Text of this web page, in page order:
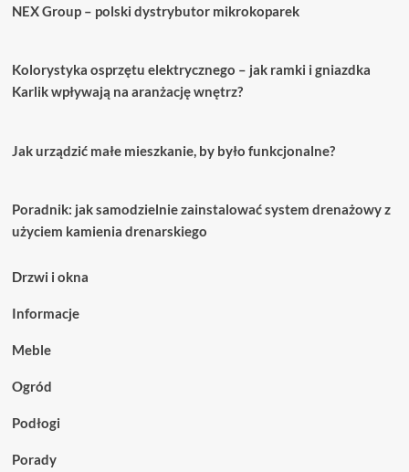
NEX Group – polski dystrybutor mikrokoparek
Kolorystyka osprzętu elektrycznego – jak ramki i gniazdka
Karlik wpływają na aranżację wnętrz?
Jak urządzić małe mieszkanie, by było funkcjonalne?
Poradnik: jak samodzielnie zainstalować system drenażowy z
użyciem kamienia drenarskiego
Drzwi i okna
Informacje
Meble
Ogród
Podłogi
Porady